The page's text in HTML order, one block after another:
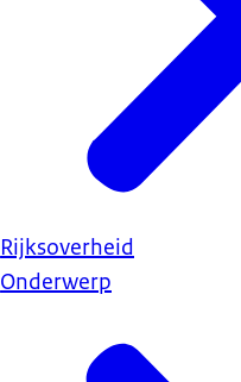
Rijksoverheid
Onderwerp